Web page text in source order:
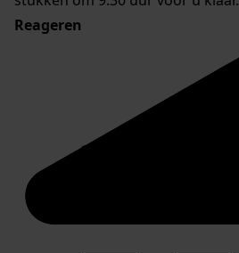
Reageren